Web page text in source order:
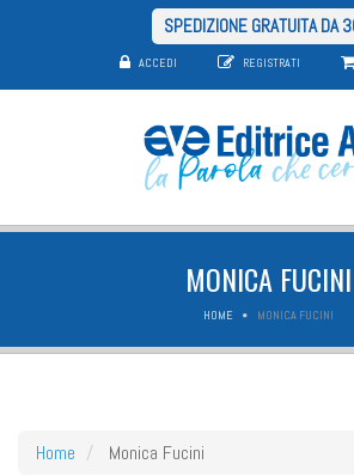
SPEDIZIONE GRATUITA DA
ACCEDI REGISTRATI
MONICA FUCINI
HOME MONICA FUCINI
Home Monica Fucini